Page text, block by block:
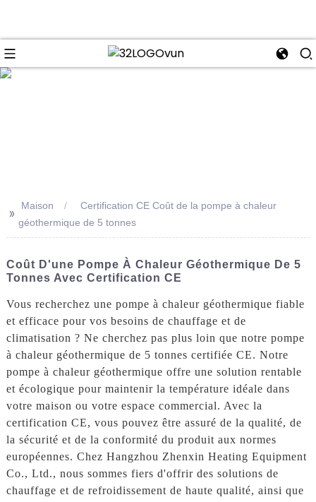
>> Maison
Certification CE Coût de la pompe à chaleur
géothermique de 5 tonnes
Coût D'une Pompe À Chaleur Géothermique De 5
Tonnes Avec Certification CE
Vous recherchez une pompe à chaleur géothermique fiable
et efficace pour vos besoins de chauffage et de
climatisation ? Ne cherchez pas plus loin que notre pompe
à chaleur géothermique de 5 tonnes certifiée CE. Notre
pompe à chaleur géothermique offre une solution rentable
et écologique pour maintenir la température idéale dans
votre maison ou votre espace commercial. Avec la
certification CE, vous pouvez être assuré de la qualité, de
la sécurité et de la conformité du produit aux normes
européennes. Chez Hangzhou Zhenxin Heating Equipment
Co., Ltd., nous sommes fiers d'offrir des solutions de
chauffage et de refroidissement de haute qualité, ainsi que